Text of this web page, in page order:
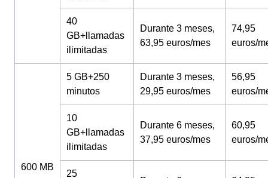
40
GB+llamadas
ilimitadas
Durante 3 meses,
63,95 euros/mes
74,95
euros/
600 MB
5 GB+250
minutos
Durante 3 meses,
29,95 euros/mes
56,95
euros/
10
GB+llamadas
ilimitadas
Durante 6 meses,
37,95 euros/mes
60,95
euros/
25